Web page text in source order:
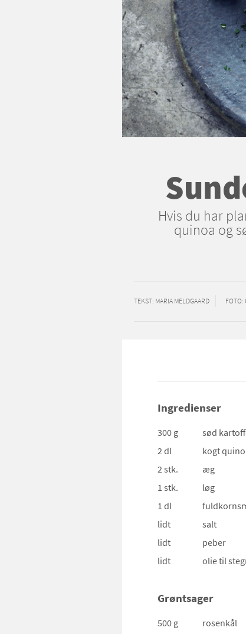
Hvis du har
quinoa og
TEKST: MARIA MELDGAARD FOTO:
Ingredienser
300 g
sød
2 dl
kogt
2 stk.
æg
1 stk.
løg
1 dl
lidt
salt
lidt
peber
lidt
olietil
Grøntsager
500 g
rosenkål